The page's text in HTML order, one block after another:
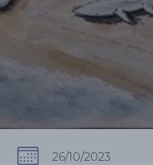
26/10/2023